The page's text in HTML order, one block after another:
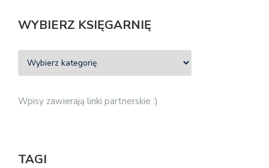
WYBIERZ KSIĘGARNIĘ
Wpisy zawierają linki partnerskie :)
TAGI